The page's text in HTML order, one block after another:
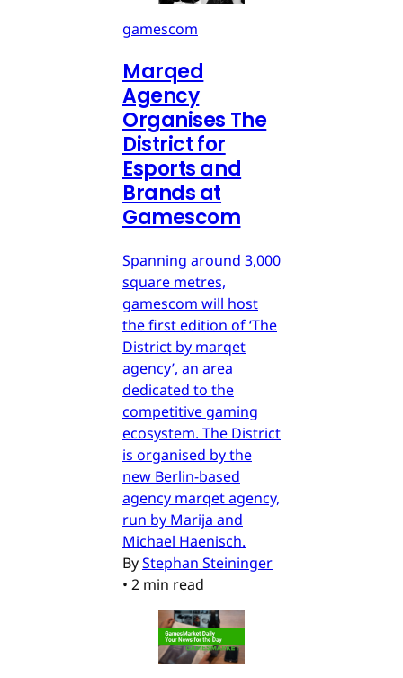
gamescom
Marqed
Agency
Organises The
District for
Esports and
Brands at
Gamescom
Spanning around 3,000
square metres,
gamescom will host
the first edition of ‘The
District by marqet
agency’, an area
dedicated to the
competitive gaming
ecosystem. The District
is organised by the
new Berlin-based
agency marqet agency,
run by Marija and
Michael Haenisch.
ByStephan Steininger
• 2 min read